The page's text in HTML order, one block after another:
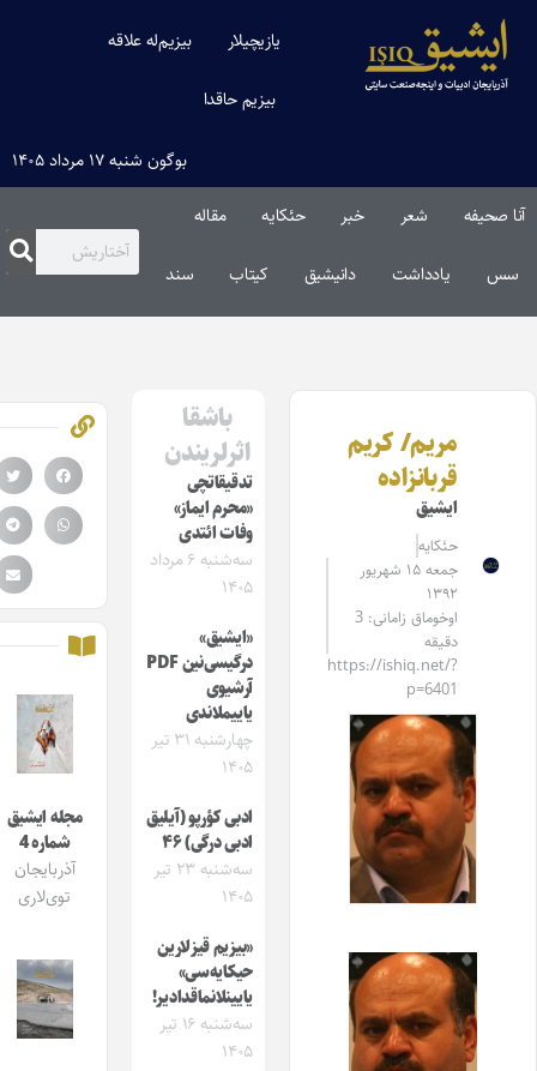
یازیچیلار بیزیم‌له علاقه
بیزیم حاقدا
بوگون شنبه ۱۷ مرداد ۱۴۰۵
صحیفه شعر خبر حئکایه مقاله‌
سس یادداشت دانیشیق کیتاب سند
مریم/ کریم
قربانزاده
ایشیق
حئکایه
جمعه ۱۵ شهریور
۱۳۹۲
اوخوماق زامانی: 3
دقیقه
https://ishiq.net/?
p=6401
باشقا
اثرلریندن
تدقیقاتچی
«محرم ایماز»
وفات ائتدی
سه‌شنبه ۶ مرداد
۱۴۰۵
«ایشیق»
درگیسی‌نین PDF
آرشیوی
یاییملاندی
چهارشنبه ۳۱ تیر
۱۴۰۵
ادبی کؤرپو (آیلیق
ادبی درگی) ۴۶
سه‌شنبه ۲۳ تیر
۱۴۰۵
«بیزیم قیزلارین
حیکایه‌سی»
یایینلانماقدادیر!
سه‌شنبه ۱۶ تیر
۱۴۰۵
مجله ایشیق
شماره 4
آذربایجان
توی‌لاری